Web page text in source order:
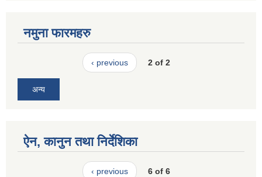
नमुना फारमहरु
‹ previous 2 of 2
अन्य
ऐन, कानुन तथा निर्देशिका
‹ previous 6 of 6